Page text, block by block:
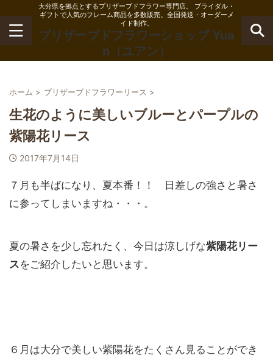
大分県を拠点とするプリザーブドフラワー専門店。 ブライダル・
ギフトで人気のフレーム商品を多数販売。全国発送・オーダーメ
イド制作。
プリザーブドフラワーショップ Yua
n（ユアン）
ホーム > プリザーブドフラワーリース >
生花のように美しいブルーとパープルの
紫陽花リース
2017年7月14日
７月も半ばになり、夏本番！！ 日差しの強さと暑さ
に参ってしまいますね・・・。
夏の暑さを少し忘れたく、今日は涼しげな紫陽花リー
スをご紹介したいと思います。
６月は大分で美しい紫陽花をたくさん見ることができ